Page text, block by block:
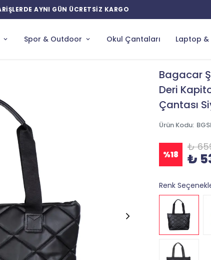
YENİ ÜRÜNLERDE ÖZEL
Spor & Outdoor Okul Çantaları Laptop &
Bagacar
Deri
Çantası
Ürün Kodu:
%18
₺
₺
Renk